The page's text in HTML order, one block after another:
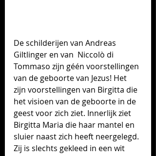
De schilderijen van Andreas
Giltlinger en van  Niccolò di
Tommaso zijn géén voorstellingen
van de geboorte van Jezus! Het
zijn voorstellingen van Birgitta die
het visioen van de geboorte in de
geest voor zich ziet. Innerlijk ziet
Birgitta Maria die haar mantel en
sluier naast zich heeft neergelegd.
Zij is slechts gekleed in een wit